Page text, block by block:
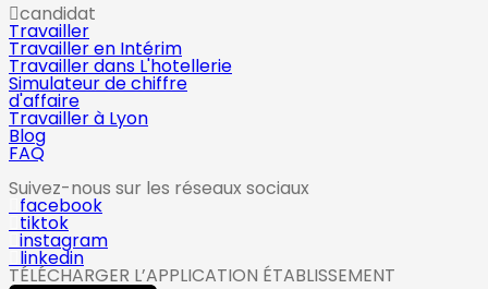
candidat
Travailler
Travailler en Intérim
Travailler dans L'hotellerie
Simulateur de chiffre
d'affaire
Travailler à Lyon
Blog
FAQ
Suivez-nous sur les réseaux sociaux
facebook
tiktok
instagram
linkedin
TÉLÉCHARGER L’APPLICATION ÉTABLISSEMENT